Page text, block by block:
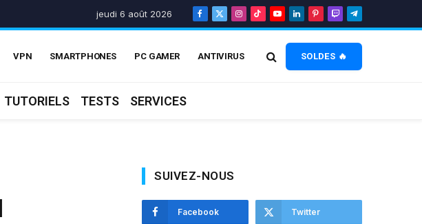
jeudi 6 août 2026
Facebook
X
Instagram
TikTokYouTube
LinkedInPinterest
TwitchTelegram
VPN SMARTPHONES PC GAMER ANTIVIRUS SOLDES 🔥
TUTORIELS TESTS SERVICES
SUIVEZ-NOUS
Facebook Twitter